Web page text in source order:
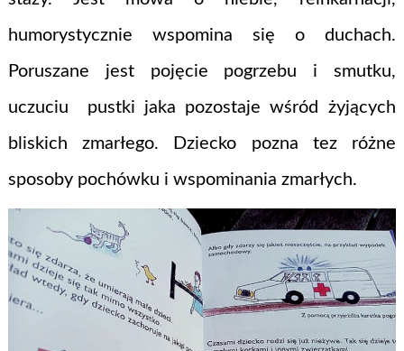
humorystycznie wspomina się o duchach.
Poruszane jest pojęcie pogrzebu i smutku,
uczuciu pustki jaka pozostaje wśród żyjących
bliskich zmarłego. Dziecko pozna tez różne
sposoby pochówku i wspominania zmarłych.